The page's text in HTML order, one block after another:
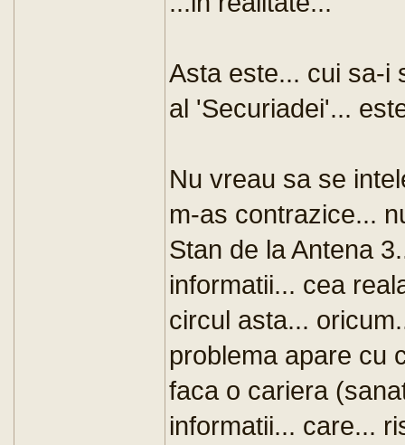
Asta este... cui sa-i
al 'Securiadei'...
Nu vreau sa se
m-as contrazice...
Stan de la Antena
informatii... cea
circul asta...
problema apare cu
faca o cariera
informatii... care...